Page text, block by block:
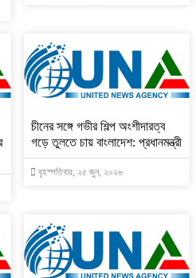
চীনের সঙ্গে গভীর শিল্প অংশীদারত্ব
গড়ে তুলতে চায় বাংলাদেশ: প্রধানমন্ত্রী
বৃহস্পতিবার, ২৫ জুন, ২০২৬